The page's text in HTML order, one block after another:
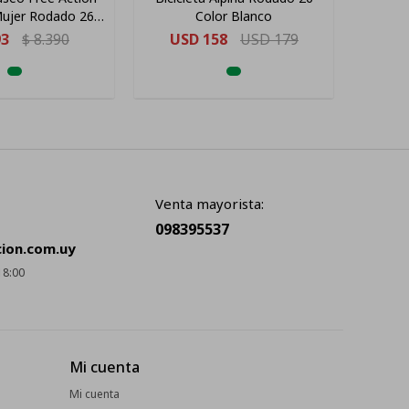
Rodado 26
21 "
$8.390
Color Blanco
USD 158 USD179
Venta mayorista:
098395537
Mi cuenta
Mi cuenta